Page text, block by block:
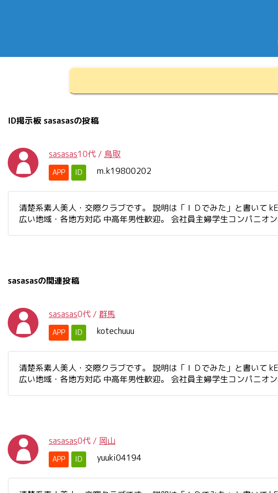
ID掲示板 sasasasの投稿
sasasas10代 / 鳥取
APP ID m.k19800202
清楚系素人美人・交際クラブです。 説明は「ＩＤでみた」と書いて
広い地域・各地方対応 中高年男性歓迎。 会社員主婦学生コンパニオ
sasasasの関連投稿
sasasas0代 / 群馬
APP ID kotechuuu
清楚系素人美人・交際クラブです。 説明は「ＩＤでみた」と書いて
広い地域・各地方対応 中高年男性歓迎。 会社員主婦学生コンパニオ
sasasas0代 / 岡山
APP ID yuuki04194